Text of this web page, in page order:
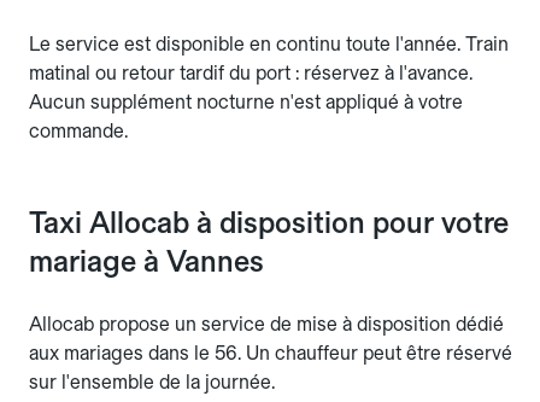
Le service est disponible en continu toute l'année. Train
matinal ou retour tardif du port : réservez à l'avance.
Aucun supplément nocturne n'est appliqué à votre
commande.
Taxi Allocab à disposition pour votre
mariage à Vannes
Allocab propose un service de mise à disposition dédié
aux mariages dans le 56. Un chauffeur peut être réservé
sur l'ensemble de la journée.